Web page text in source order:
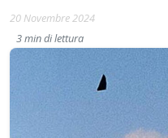
20 Novembre 2024
3 min di lettura